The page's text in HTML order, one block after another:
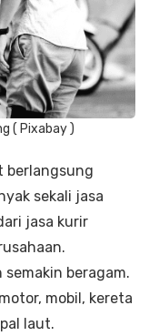
( Pixabay )
berlangsung
sekali jasa
jasa kurir
beragam.
mobil, kereta
laut.